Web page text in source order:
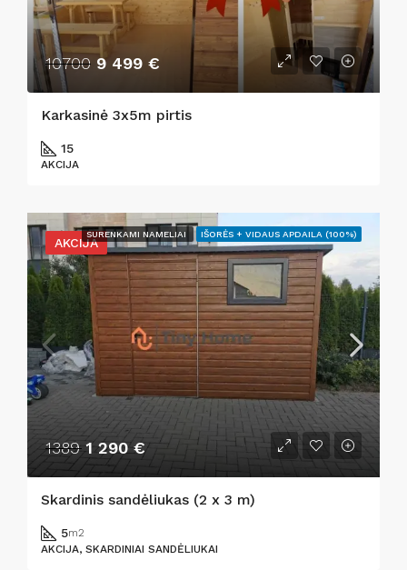
10700 9 499 €
Karkasinė 3x5m pirtis
15
AKCIJA
AKCIJA
SURENKAMI NAMELIAI IŠORĖS + VIDAUS APDAILA (100%)
13891 290 €
Skardinis sandėliukas (2 x 3 m)
5m2
AKCIJA, SKARDINIAI SANDĖLIUKAI